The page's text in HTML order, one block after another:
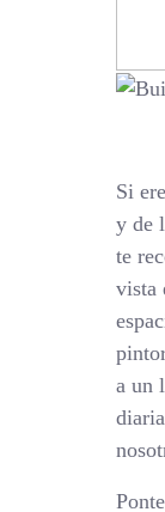
Si
y de
te
vista
a un